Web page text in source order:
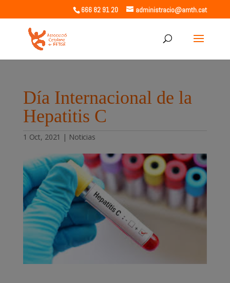
666 82 91 20 administracio@amth.cat
Día Internacional de la
Hepatitis C
1 Oct, 2021 | Noticias